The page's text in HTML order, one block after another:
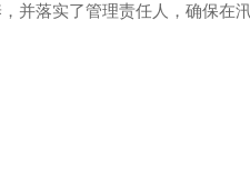
并落实了管理责任人，确保在汛